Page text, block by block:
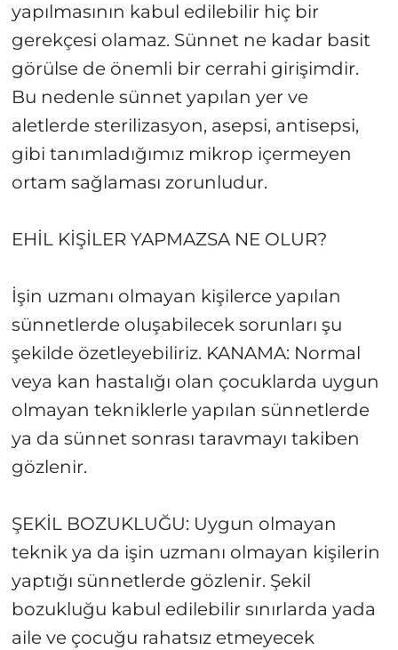
yapılmasının kabul edilebilir hiç bir
gerekçesi olamaz. Sünnet ne kadar basit
görülse de önemli bir cerrahi girişimdir.
Bu nedenle sünnet yapılan yer ve
aletlerde sterilizasyon, asepsi, antisepsi,
gibi tanımladığımız mikrop içermeyen
ortam sağlaması zorunludur.
EHİL KİŞİLER YAPMAZSA NE OLUR?
İşin uzmanı olmayan kişilerce yapılan
sünnetlerde oluşabilecek sorunları şu
şekilde özetleyebiliriz. KANAMA: Normal
veya kan hastalığı olan çocuklarda uygun
olmayan tekniklerle yapılan sünnetlerde
ya da sünnet sonrası taravmayı takiben
gözlenir.
ŞEKİL BOZUKLUĞU: Uygun olmayan
teknik ya da işin uzmanı olmayan kişilerin
yaptığı sünnetlerde gözlenir. Şekil
bozukluğu kabul edilebilir sınırlarda yada
aile ve çocuğu rahatsız etmeyecek